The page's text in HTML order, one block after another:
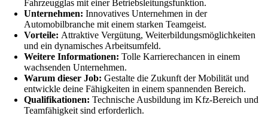
Fahrzeugglas mit einer Betriebsleitungsfunktion.
Unternehmen: Innovatives Unternehmen in der
Automobilbranche mit einem starken Teamgeist.
Vorteile: Attraktive Vergütung, Weiterbildungsmöglichkeiten
und ein dynamisches Arbeitsumfeld.
Weitere Informationen: Tolle Karrierechancen in einem
wachsenden Unternehmen.
Warum dieser Job: Gestalte die Zukunft der Mobilität und
entwickle deine Fähigkeiten in einem spannenden Bereich.
Qualifikationen: Technische Ausbildung im Kfz-Bereich und
Teamfähigkeit sind erforderlich.